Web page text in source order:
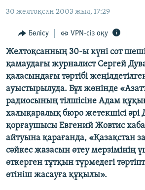
to
ӘЛЕМ
АРНАЙЫ ЖОБАЛАР
Русский
ЖАЗЫЛЫҢЫЗ
Басқа тілдерде
30 желтоқсан 2003 жыл, 17:29
Бөлісу VPN-сіз оқу
Желтоқсанның 30-ы күні сот
қамаудағы журналист Сергей
қаласындағы тәртібі
ауыстырылуда. Бұл жөнінде
радиосының тілшісіне Адам
халықаралық бюро жетекшісі әрі
қорғаушысы Евгений Жовтис
айтуына қарағанда, «Қазақстан
сәйкес жазасын өтеу мерзімінің
өткерген тұтқын түрмедегі
өтініш жасауға құқылы».